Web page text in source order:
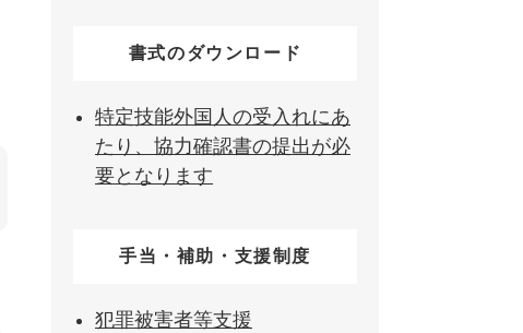
書式のダウンロード
特定技能外国人の受入れにあ
たり、協力確認書の提出が必
要となります
手当・補助・支援制度
犯罪被害者等支援